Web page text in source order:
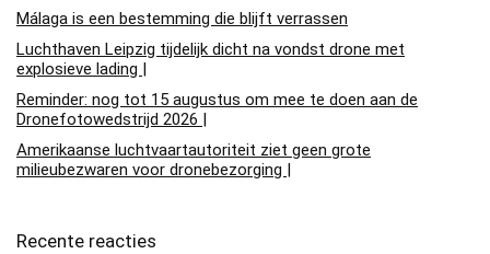
Málaga is een bestemming die blijft verrassen
Luchthaven Leipzig tijdelijk dicht na vondst drone met
explosieve lading |
Reminder: nog tot 15 augustus om mee te doen aan de
Dronefotowedstrijd 2026 |
Amerikaanse luchtvaartautoriteit ziet geen grote
milieubezwaren voor dronebezorging |
Recente reacties